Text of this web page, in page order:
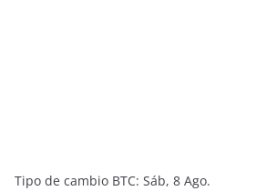
Tipo de cambio BTC: Sáb, 8 Ago.